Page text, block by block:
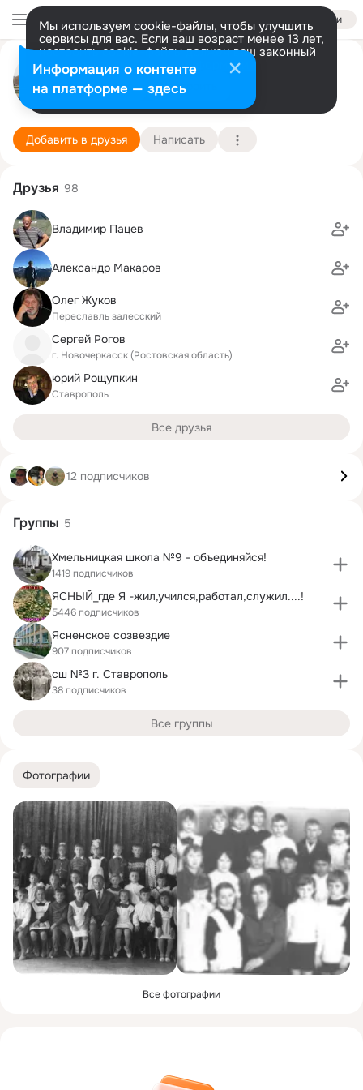
Войти
Мы используем cookie-файлы, чтобы улучшить
сервисы для вас. Если ваш возраст менее 13 лет,
настроить cookie-файлы должен ваш законный
представитель. Больше информации
Разрешить все Настроить
александр резвый
москва 17 мая (66 лет)
Подробнее
Добавить в друзья Написать
Фотографии
Все фотографии
Друзья 98
Владимир Пацев
Александр Макаров
Олег Жуков
Переславль залесский
Сергей Рогов
г. Новочеркасск (Ростовская область)
юрий Рощупкин
Ставрополь
Все друзья
12 подписчиков
Группы 5
Хмельницкая школа №9 - объединяйся!
1419 подписчиков
ЯСНЫЙ_где Я -жил,учился,работал,служил....!
5446 подписчиков
Ясненское созвездие
907 подписчиков
сш №3 г. Ставрополь
38 подписчиков
Все группы
Информация о контенте
на платформе — здесь